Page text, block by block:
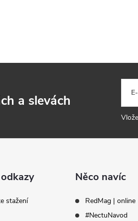
a slevách
stažení
Něco navíc
RedMag | online
#NectuNavod